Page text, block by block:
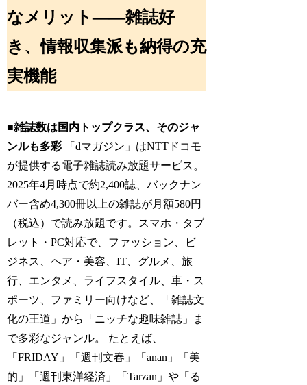
なメリット――雑誌好
き、情報収集派も納得の充
実機能
■雑誌数は国内トップクラス、そのジャ
ンルも多彩「dマガジン」はNTTドコモ
が提供する電子雑誌読み放題サービス。
2025年4月時点で約2,400誌、バックナン
バー含め4,300冊以上の雑誌が月額580円
（税込）で読み放題です。スマホ・タブ
レット・PC対応で、ファッション、ビ
ジネス、ヘア・美容、IT、グルメ、旅
行、エンタメ、ライフスタイル、車・ス
ポーツ、ファミリー向けなど、「雑誌文
化の王道」から「ニッチな趣味雑誌」ま
で多彩なジャンル。 たとえば、
「FRIDAY」「週刊文春」「anan」「美
的」「週刊東洋経済」「Tarzan」や「る